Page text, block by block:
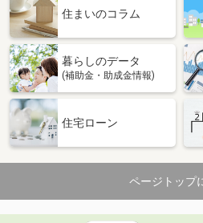
住まいのコラム
暮らしのデータ
(補助金・助成金情報)
住宅ローン
ページトップ